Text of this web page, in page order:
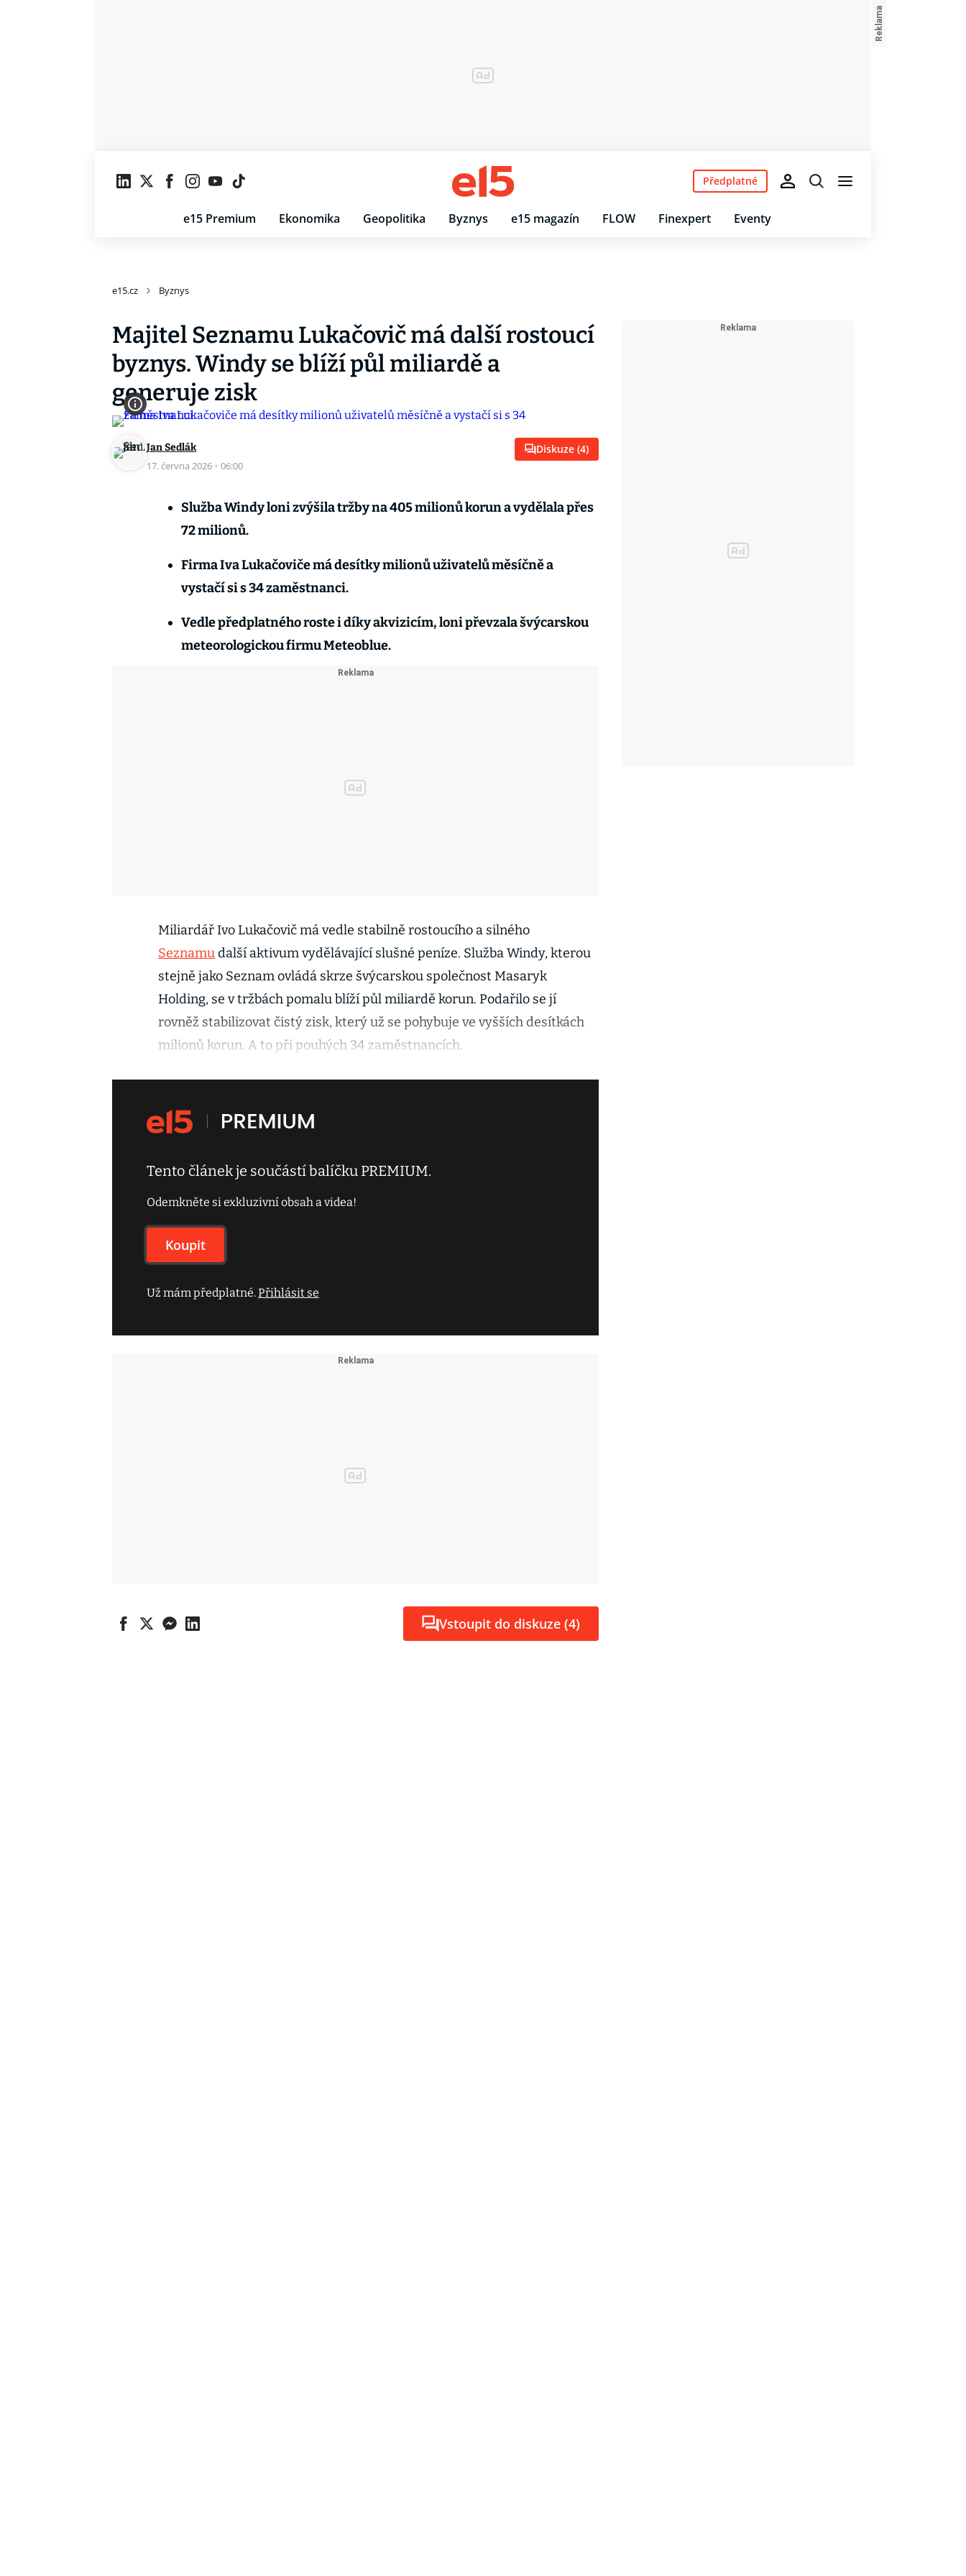
e15 Premium Ekonomika Geopolitika Byznys e15 magazín FLOW Finexpert Eventy
Předplatné
e15.cz Byznys
Majitel Seznamu Lukačovič má další rostoucí
byznys. Windy se blíží půl miliardě a
generuje zisk
Jan Sedlák
17. června 2026 · 06:00
Diskuze (4)
Služba Windy loni zvýšila tržby na 405 milionů korun a vydělala přes
72 milionů.
Firma Iva Lukačoviče má desítky milionů uživatelů měsíčně a
vystačí si s 34 zaměstnanci.
Vedle předplatného roste i díky akvizicím, loni převzala švýcarskou
meteorologickou firmu Meteoblue.
Miliardář Ivo Lukačovič má vedle stabilně rostoucího a silného
Seznamudalší aktivum vydělávající slušné peníze. Služba Windy, kterou
stejně jako Seznam ovládá skrze švýcarskou společnost Masaryk
Holding, se v tržbách pomalu blíží půl miliardě korun. Podařilo se jí
rovněž stabilizovat čistý zisk, který už se pohybuje ve vyšších desítkách
milionů korun. A to při pouhých 34 zaměstnancích.
Tento článek je součástí balíčku PREMIUM.
Odemkněte si exkluzivní obsah a videa!
Koupit
Už mám předplatné.Přihlásit se
Vstoupit do diskuze (4)